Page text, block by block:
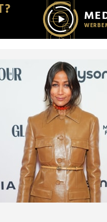
für soziale Medien,
Daten zusammen,
haben.